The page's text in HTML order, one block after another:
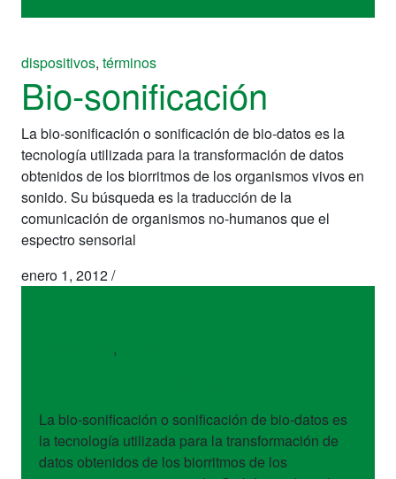
dispositivos, términos
Bio-sonificación
La bio-sonificación o sonificación de bio-datos es la
tecnología utilizada para la transformación de datos
obtenidos de los biorritmos de los organismos vivos en
sonido. Su búsqueda es la traducción de la
comunicación de organismos no-humanos que el
espectro sensorial
enero 1, 2012/
,
La bio-sonificación o sonificación de bio-datos es
la tecnología utilizada para la transformación de
datos obtenidos de los biorritmos de los